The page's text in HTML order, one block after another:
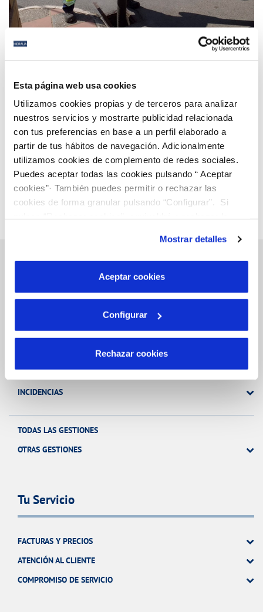
Esta página web usa cookies
Utilizamos cookies propias y de terceros para analizar
nuestros servicios y mostrarte publicidad relacionada
con tus preferencias en base a un perfil elaborado a
partir de tus hábitos de navegación. Adicionalmente
utilizamos cookies de complemento de redes sociales.
Puedes aceptar todas las cookies pulsando “ Aceptar
cookies”· También puedes permitir o rechazar las
cookies de forma granular pulsando “Configurar”. Si
son indispensables para que el sitio web funcione y que
por tanto no se pueden desactivar. Puedes consultar
más información en nuestraPolítica de Cookies
Mostrar detalles
Aceptar cookies
Configurar
Rechazar cookies
Revisan la limpieza de las zonas más críticas de la
Página 78 de 112
Anterior Siguiente
Gestiones Online
FACTURAS, PAGOS Y CONSUMOS
MODIFICACIÓN DE DATOS
INCIDENCIAS
TODAS LAS GESTIONES
OTRAS GESTIONES
Tu Servicio
FACTURAS Y PRECIOS
ATENCIÓN AL CLIENTE
COMPROMISO DE SERVICIO